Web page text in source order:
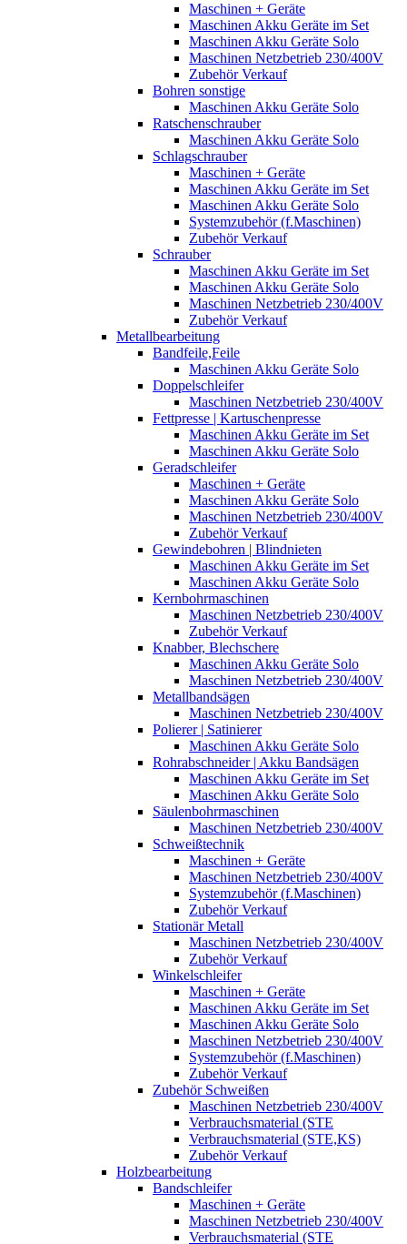
Maschinen + Geräte
Maschinen Akku Geräte im Set
Maschinen Akku Geräte Solo
Maschinen Netzbetrieb 230/400V
Zubehör Verkauf
Bohren sonstige
Maschinen Akku Geräte Solo
Ratschenschrauber
Maschinen Akku Geräte Solo
Schlagschrauber
Maschinen + Geräte
Maschinen Akku Geräte im Set
Maschinen Akku Geräte Solo
Systemzubehör (f.Maschinen)
Zubehör Verkauf
Schrauber
Maschinen Akku Geräte im Set
Maschinen Akku Geräte Solo
Maschinen Netzbetrieb 230/400V
Zubehör Verkauf
Metallbearbeitung
Bandfeile,Feile
Maschinen Akku Geräte Solo
Doppelschleifer
Maschinen Netzbetrieb 230/400V
Fettpresse | Kartuschenpresse
Maschinen Akku Geräte im Set
Maschinen Akku Geräte Solo
Geradschleifer
Maschinen + Geräte
Maschinen Akku Geräte Solo
Maschinen Netzbetrieb 230/400V
Zubehör Verkauf
Gewindebohren | Blindnieten
Maschinen Akku Geräte im Set
Maschinen Akku Geräte Solo
Kernbohrmaschinen
Maschinen Netzbetrieb 230/400V
Zubehör Verkauf
Knabber, Blechschere
Maschinen Akku Geräte Solo
Maschinen Netzbetrieb 230/400V
Metallbandsägen
Maschinen Netzbetrieb 230/400V
Polierer | Satinierer
Maschinen Akku Geräte Solo
Rohrabschneider | Akku Bandsägen
Maschinen Akku Geräte im Set
Maschinen Akku Geräte Solo
Säulenbohrmaschinen
Maschinen Netzbetrieb 230/400V
Schweißtechnik
Maschinen + Geräte
Maschinen Netzbetrieb 230/400V
Systemzubehör (f.Maschinen)
Zubehör Verkauf
Stationär Metall
Maschinen Netzbetrieb 230/400V
Zubehör Verkauf
Winkelschleifer
Maschinen + Geräte
Maschinen Akku Geräte im Set
Maschinen Akku Geräte Solo
Maschinen Netzbetrieb 230/400V
Systemzubehör (f.Maschinen)
Zubehör Verkauf
Zubehör Schweißen
Maschinen Netzbetrieb 230/400V
Verbrauchsmaterial (STE
Verbrauchsmaterial (STE,KS)
Zubehör Verkauf
Holzbearbeitung
Bandschleifer
Maschinen + Geräte
Maschinen Netzbetrieb 230/400V
Verbrauchsmaterial (STE